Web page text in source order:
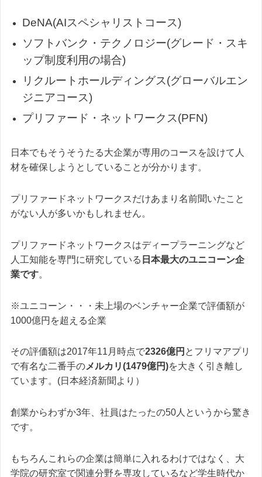
DeNA(AIスペシャリストコース)
ソフトバンク・テクノロジー(グレード・スキ
ップ制度利用の場合)
リクルートホールディングス(グローバルエン
ジニアコース)
プリファード・ネットワークス(PFN)
日本でもそうそうたる大企業が専用のコースを設けて人
材を確保しようとしていることが分かります。
プリファードネットワークスだけあまり名前聞いたこと
がない人が多いかもしれません。
プリファードネットワークスはディープラーニングなど
人工知能を専門に研究している 日本最大のユニコーン企
業です。
※ユニコーン・・・未上場のベンチャー企業で評価額が
1000億円を超える企業
その評価額は2017年11月時点で2326億円 とフリマアプリ
で有名な二番手のメルカリ(1479億円)を大きく引き離し
ています。(日本経済新聞より）
創業からわずか3年、社員はたったの50人というから驚き
です。
もちろんこれらの企業は簡単に入れるわけではなく、大
学院の研究室で関連分野を専攻しているなど学生時代か